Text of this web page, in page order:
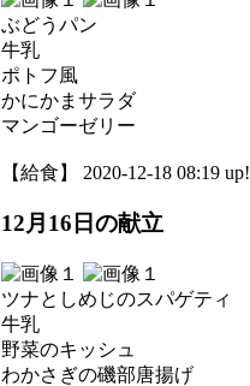
ぶどうパン
牛乳
ポトフ風
かにかまサラダ
マンゴーゼリー
【給食】 2020-12-18 08:19 up!
12月16日の献立
ツナとしめじのスパゲティ
牛乳
野菜のキッシュ
わかさぎの磯部唐揚げ